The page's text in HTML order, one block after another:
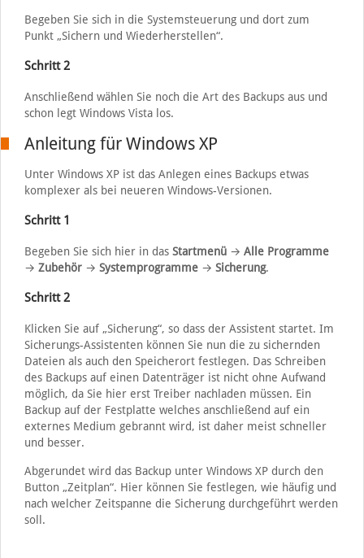
Begeben Sie sich in die Systemsteuerung und dort zum
Punkt „Sichern und Wiederherstellen“.
Schritt 2
Anschließend wählen Sie noch die Art des Backups aus und
schon legt Windows Vista los.
Anleitung für Windows XP
Unter Windows XP ist das Anlegen eines Backups etwas
komplexer als bei neueren Windows-Versionen.
Schritt 1
Begeben Sie sich hier in das Startmenü→ Alle Programme
→ Zubehör→ Systemprogramme→ Sicherung.
Schritt 2
Klicken Sie auf „Sicherung“, so dass der Assistent startet. Im
Sicherungs-Assistenten können Sie nun die zu sichernden
Dateien als auch den Speicherort festlegen. Das Schreiben
des Backups auf einen Datenträger ist nicht ohne Aufwand
möglich, da Sie hier erst Treiber nachladen müssen. Ein
Backup auf der Festplatte welches anschließend auf ein
externes Medium gebrannt wird, ist daher meist schneller
und besser.
Abgerundet wird das Backup unter Windows XP durch den
Button „Zeitplan“. Hier können Sie festlegen, wie häufig und
nach welcher Zeitspanne die Sicherung durchgeführt werden
soll.